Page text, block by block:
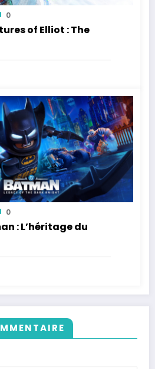
0
of Elliot : The
0
: L’héritage du